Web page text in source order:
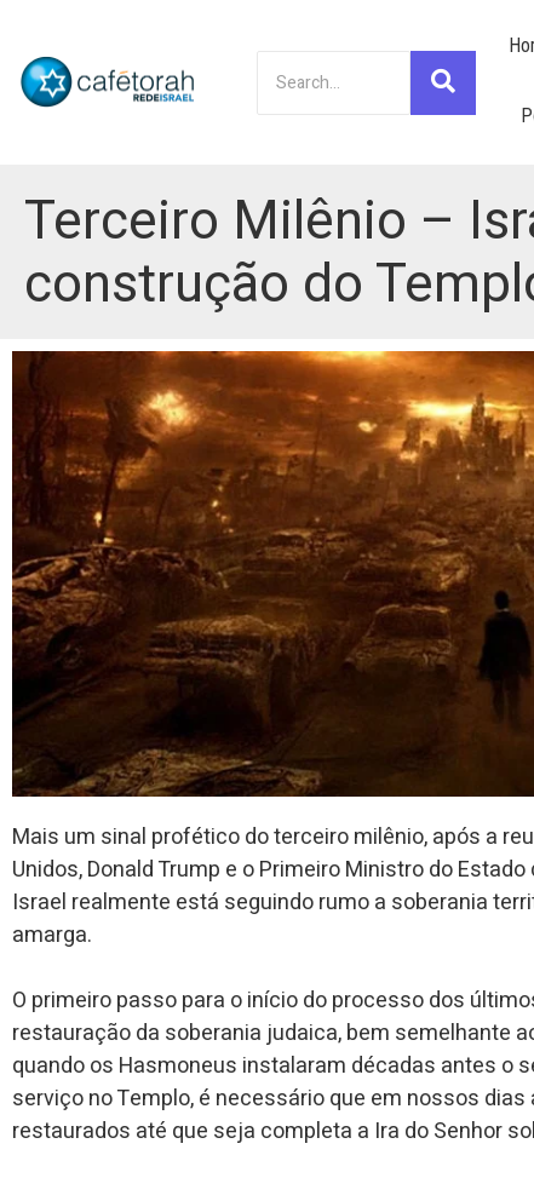
Terceiro Milênio –
construção do
Mais um sinal profético do terceiro milênio, após a
Unidos, Donald Trump e o Primeiro Ministro do
Israel realmente está seguindo rumo a soberania
amarga.
O primeiro passo para o início do processo dos
restauração da soberania judaica, bem semelhante
quando os Hasmoneus instalaram décadas antes o
serviço no Templo, é necessário que em nossos
restaurados até que seja completa a Ira do Senhor